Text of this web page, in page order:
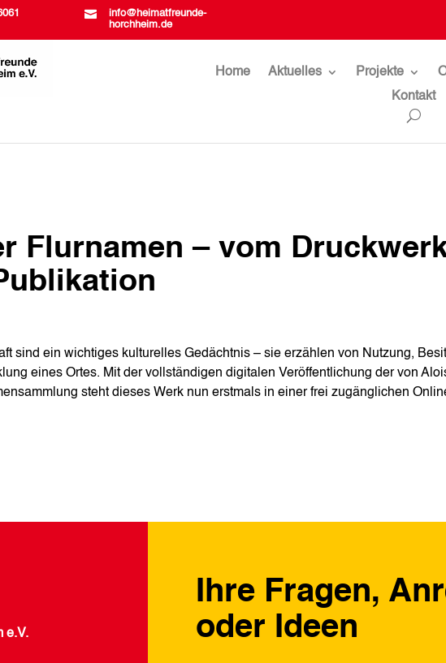

info@heimatfreunde-
horchheim.de
Home Aktuelles Projekte
Kontakt
Flurnamen – vom
sind ein wichtiges kulturelles Gedächtnis – sie erzählen von Nutzung,
eines Ortes. Mit der vollständigen digitalen Veröffentlichung der von
steht dieses Werk nun erstmals in einer frei zugänglichen
e.V.
Ihre Fragen,
oder Ideen